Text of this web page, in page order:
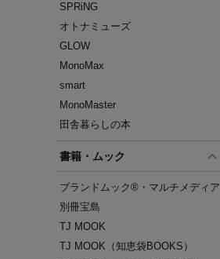
SPRiNG
オトナミューズ
GLOW
MonoMax
smart
MonoMaster
田舎暮らしの本
書籍・ムック
ブランドムック®・マルチメディア
別冊宝島
TJ MOOK
TJ MOOK（知恵袋BOOKS）